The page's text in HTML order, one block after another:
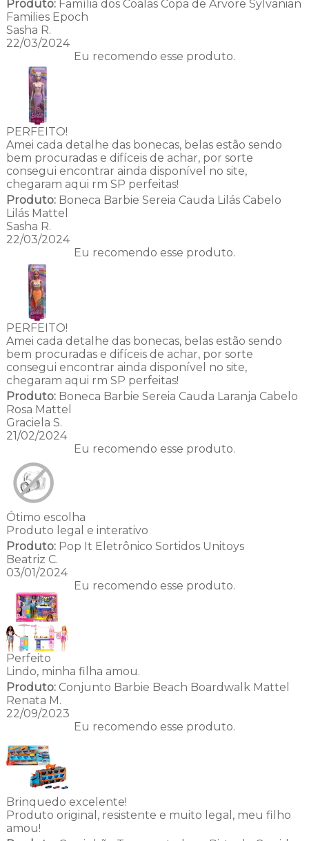
Produto:Família dos Coalas Copa de Árvore Sylvanian
Families Epoch
Sasha R.
22/03/2024
Eu recomendo esse produto.
PERFEITO!
Amei cada detalhe das bonecas, belas estão sendo
bem procuradas e difíceis de achar, por sorte
consegui encontrar ainda disponível no site,
chegaram aqui rm SP perfeitas!
Produto:Boneca Barbie Sereia Cauda Lilás Cabelo
Lilás Mattel
Sasha R.
22/03/2024
Eu recomendo esse produto.
PERFEITO!
Amei cada detalhe das bonecas, belas estão sendo
bem procuradas e difíceis de achar, por sorte
consegui encontrar ainda disponível no site,
chegaram aqui rm SP perfeitas!
Produto:Boneca Barbie Sereia Cauda Laranja Cabelo
Rosa Mattel
Graciela S.
21/02/2024
Eu recomendo esse produto.
Ótimo escolha
Produto legal e interativo
Produto:Pop It Eletrônico Sortidos Unitoys
Beatriz C.
03/01/2024
Eu recomendo esse produto.
Perfeito
Lindo, minha filha amou.
Produto:Conjunto Barbie Beach Boardwalk Mattel
Renata M.
22/09/2023
Eu recomendo esse produto.
Brinquedo excelente!
Produto original, resistente e muito legal, meu filho
amou!